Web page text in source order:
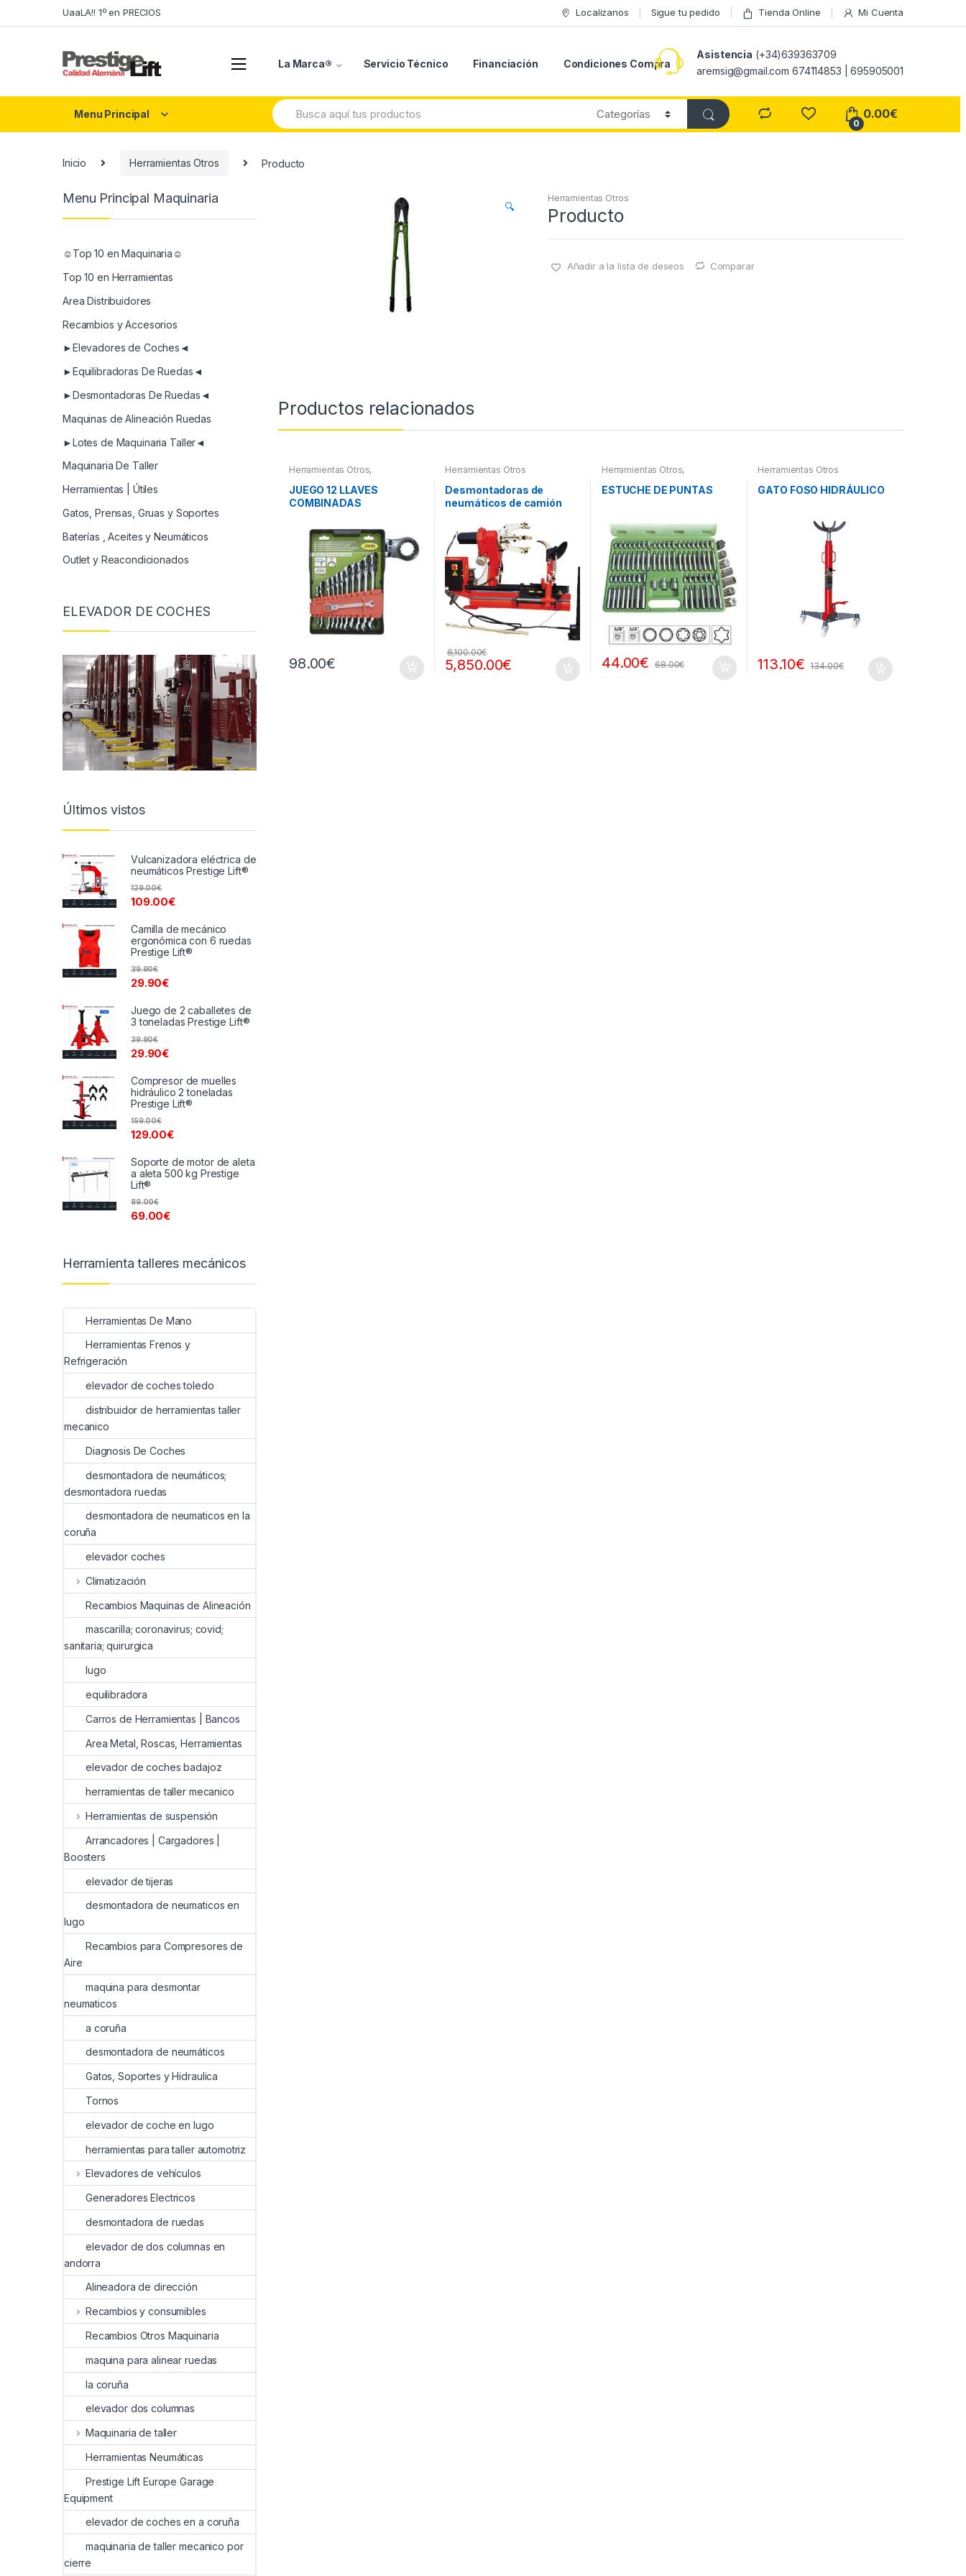
to
to
UaaLA!! 1º en PRECIOS Localizanos Sigue tu pedido Tienda Online Mi Cuenta
La Marca® Servicio Técnico Financiación Condiciones Compra
Asistencia (+34)639363709
aremsig@gmail.com 674114853 | 695905001
Menu Principal
Search
for:
0
0.00€
Inicio Herramientas Otros Producto
🔍
Herramientas Otros
Producto
Añadir a la lista de deseos Comparar
Productos relacionados
Herramientas Otros,
Herramientas De Mano
JUEGO 12 LLAVES
COMBINADAS
98.00€
Herramientas Otros
Desmontadoras de
neumáticos de camión
5,850.00€
8,100.00€
Herramientas Otros,
Herramientas De Mano,
Maletines Herramientas,
ESTUCHE DE PUNTAS
44.00€ 68.00€
Herramientas Otros
GATO FOSO HIDRÁULICO
113.10€ 134.00€
Menu Principal Maquinaria
☺Top 10 en Maquinaria☺
Top 10 en Herramientas
Area Distribuidores
Recambios y Accesorios
►Elevadores de Coches◄
►Equilibradoras De Ruedas◄
►Desmontadoras De Ruedas◄
Maquinas de Alineación Ruedas
►Lotes de Maquinaria Taller◄
Maquinaria De Taller
Herramientas | Útiles
Gatos, Prensas, Gruas y Soportes
Baterías , Aceites y Neumáticos
Outlet y Reacondicionados
ELEVADOR DE COCHES
Últimos vistos
Vulcanizadora eléctrica de
neumáticos Prestige Lift®
109.00€
129.00€
Camilla de mecánico
ergonómica con 6 ruedas
Prestige Lift®
29.90€
39.90€
Juego de 2 caballetes de
3 toneladas Prestige Lift®
29.90€
39.90€
Compresor de muelles
hidráulico 2 toneladas
Prestige Lift®
129.00€
159.00€
Soporte de motor de aleta
a aleta 500 kg Prestige
Lift®
69.00€
89.00€
Herramienta talleres mecánicos
Herramientas De Mano
Herramientas Frenos y
Refrigeración
elevador de coches toledo
distribuidor de herramientas taller
mecanico
Diagnosis De Coches
desmontadora de neumáticos;
desmontadora ruedas
desmontadora de neumaticos en la
coruña
elevador coches
Climatización
Recambios Maquinas de Alineación
mascarilla; coronavirus; covid;
sanitaria; quirurgica
lugo
equilibradora
Carros de Herramientas | Bancos
Area Metal, Roscas, Herramientas
elevador de coches badajoz
herramientas de taller mecanico
Herramientas de suspensión
Arrancadores | Cargadores |
Boosters
elevador de tijeras
desmontadora de neumaticos en
lugo
Recambios para Compresores de
Aire
maquina para desmontar
neumaticos
a coruña
desmontadora de neumáticos
Gatos, Soportes y Hidraulica
Tornos
elevador de coche en lugo
herramientas para taller automotriz
Elevadores de vehículos
Generadores Electricos
desmontadora de ruedas
elevador de dos columnas en
andorra
Alineadora de dirección
Recambios y consumibles
Recambios Otros Maquinaria
maquina para alinear ruedas
la coruña
elevador dos columnas
Maquinaria de taller
Herramientas Neumáticas
Prestige Lift Europe Garage
Equipment
elevador de coches en a coruña
maquinaria de taller mecanico por
cierre